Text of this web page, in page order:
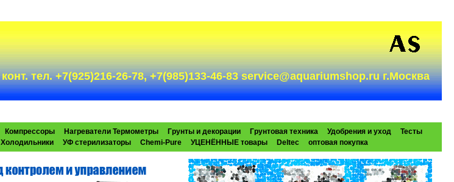
конт. тел. +7(925)216-26-78, +7(985)133-46-83 service@aquariumshop.ru г.Москва
Компрессоры Нагреватели Термометры Грунты и декорации Грунтовая техника Удобрения и уход
Тесты
Холодильники УФ стерилизаторы Chemi-Pure УЦЕНЁННЫЕ товары Deltec оптовая покупка